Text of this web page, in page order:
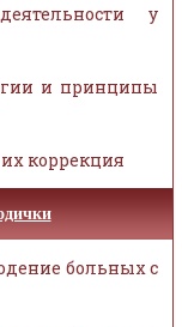
у
и принципы
коррекция
больных с